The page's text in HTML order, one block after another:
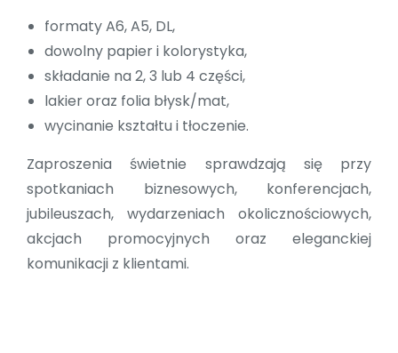
formaty A6, A5, DL,
dowolny papier i kolorystyka,
składanie na 2, 3 lub 4 części,
lakier oraz folia błysk/mat,
wycinanie kształtu i tłoczenie.
Zaproszenia świetnie sprawdzają się przy
spotkaniach biznesowych, konferencjach,
jubileuszach, wydarzeniach okolicznościowych,
akcjach promocyjnych oraz eleganckiej
komunikacji z klientami.